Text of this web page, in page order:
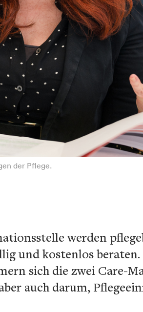
der Pflege.
werden
und kostenlos
sich die zwei Care-
auch darum,